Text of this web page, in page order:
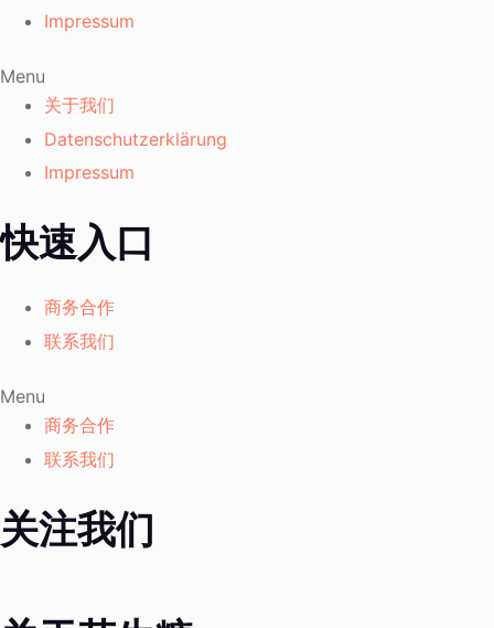
Impressum
Menu
关于我们
Datenschutzerklärung
Impressum
快速入口
商务合作
联系我们
Menu
商务合作
联系我们
关注我们